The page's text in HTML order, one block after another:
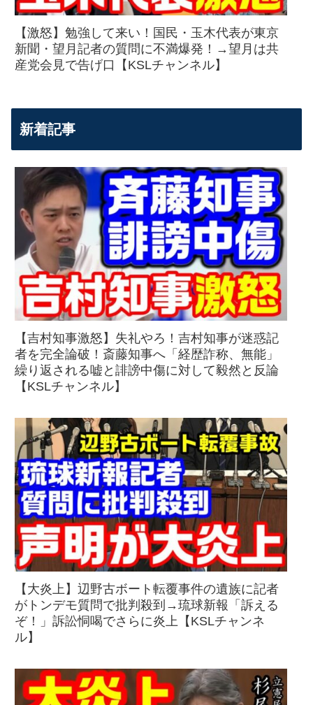
【激怒】勉強して来い！国民・玉木代表が東京
新聞・望月記者の質問に不満爆発！→望月は共
産党会見で告げ口【KSLチャンネル】
新着記事
【吉村知事激怒】失礼やろ！吉村知事が迷惑記
者を完全論破！斎藤知事へ「経歴詐称、無能」
繰り返される嘘と誹謗中傷に対して毅然と反論
【KSLチャンネル】
【大炎上】辺野古ボート転覆事件の遺族に記者
がトンデモ質問で批判殺到→琉球新報「訴える
ぞ！」訴訟恫喝でさらに炎上【KSLチャンネ
ル】